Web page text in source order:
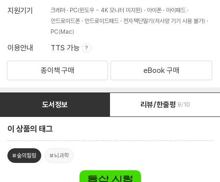
지원기기
크레마 PC(윈도우 - 4K 모니터 미지원) 아이폰
아이패드
안드로이드폰
안드로이드패드
전자책단말기(저사양 기기 사용 불가)
PC(Mac)
이용안내 TTS 가능
종이책 구매 eBook 구매
도서정보 리뷰/한줄평 9/10
이 상품의 태그
#숲의힐링 #뇌과학